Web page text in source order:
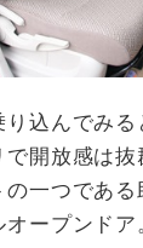
り込んでみ
開放感は
一つであ
ープンドア